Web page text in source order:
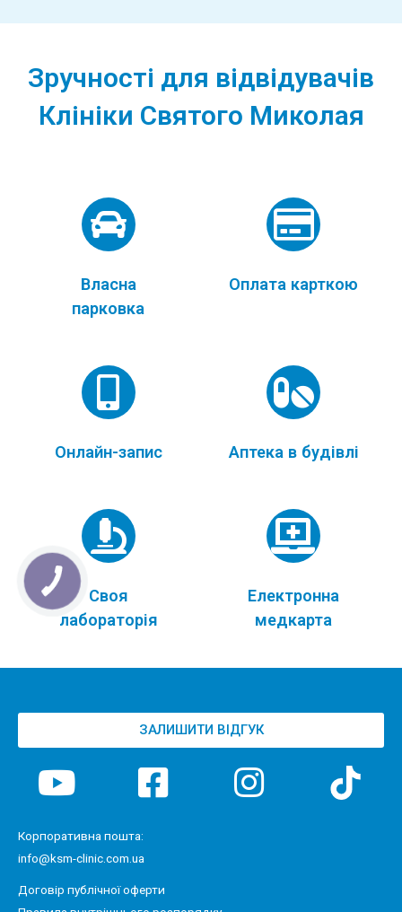
Зручності для відвідувачів
Клініки Святого Миколая
Власна
парковка
Оплата карткою
Онлайн-запис Аптека в будівлі
Своя
лабораторія
Електронна
медкарта
ЗАЛИШИТИ ВІДГУК
Корпоративна пошта:
info@ksm-clinic.com.ua
Договір публічної оферти